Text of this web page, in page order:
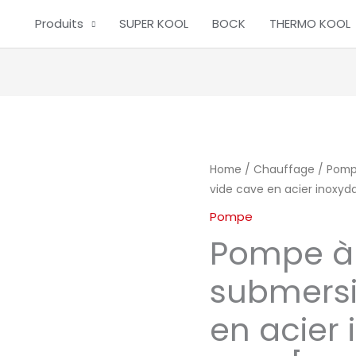
Produits SUPER KOOL BOCK THERMO KOOL
Home / Chauffage /
vide cave en acier
Pompe
Pompe
en acier